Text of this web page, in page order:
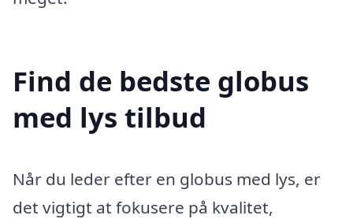
Find de bedste globus
med lys tilbud
Når du leder efter en globus med lys, er
det vigtigt at fokusere på kvalitet,